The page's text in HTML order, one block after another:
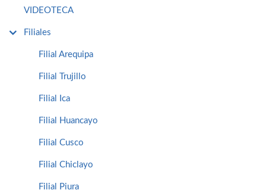
VIDEOTECA
Filiales
Filial Arequipa
Filial Trujillo
Filial Ica
Filial Huancayo
Filial Cusco
Filial Chiclayo
Filial Piura